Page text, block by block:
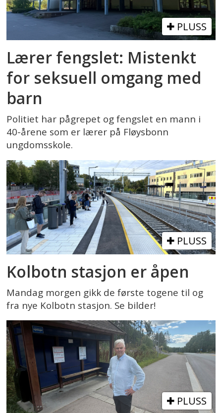
PLUSS
Lærer fengslet: Mistenkt
for seksuell omgang med
barn
Politiet har pågrepet og fengslet en mann i
40-årene som er lærer på Fløysbonn
ungdomsskole.
PLUSS
Kolbotn stasjon er åpen
Mandag morgen gikk de første togene til og
fra nye Kolbotn stasjon. Se bilder!
PLUSS